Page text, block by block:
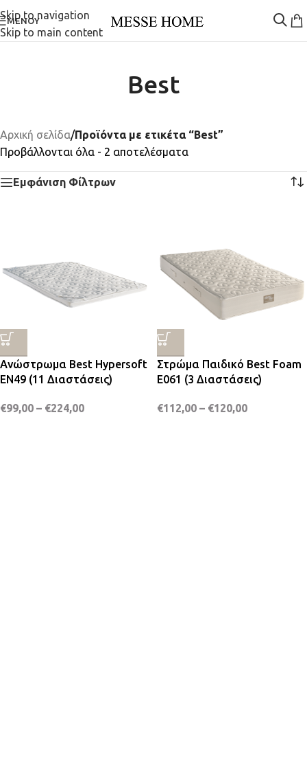
Skip to navigation
Skip to main content
ΜΕΝΟΎ
Best
Αρχική σελίδα/Προϊόντα με ετικέτα “Best”
Προβάλλονται όλα - 2 αποτελέσματα
Εμφάνιση Φίλτρων
Ανώστρωμα Best Hypersoft
EN49 (11 Διαστάσεις)
€99,00 – €224,00
Στρώμα Παιδικό Best Foam
E061 (3 Διαστάσεις)
€112,00 – €120,00